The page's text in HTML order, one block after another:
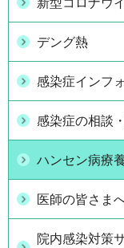
新型コロナウ
デング熱
感染症インフ
感染症の相談
ハンセン病療
医師の皆さま
院内感染対策